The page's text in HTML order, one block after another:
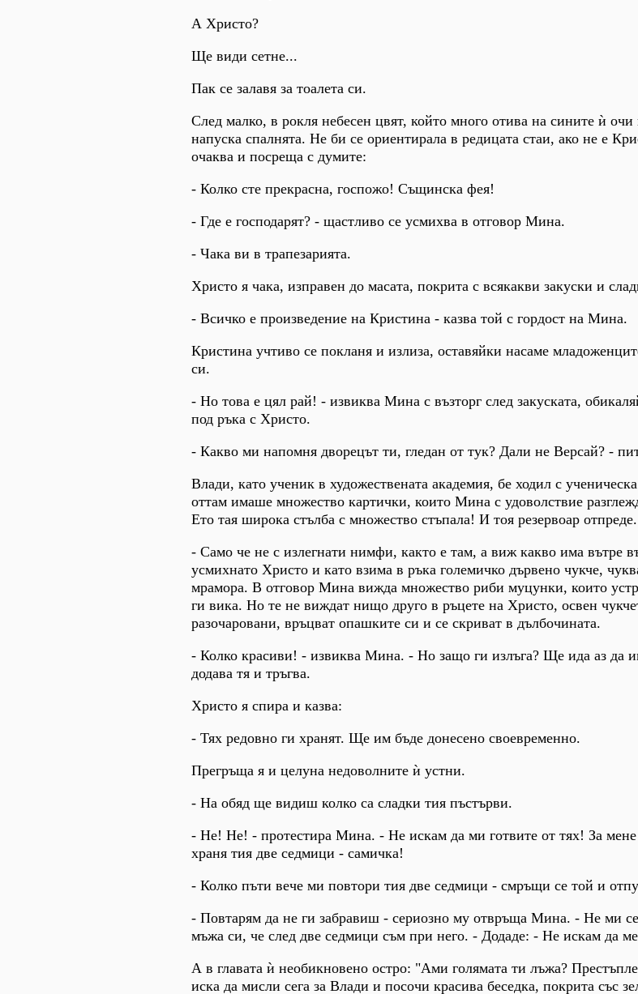
А Христо?
Ще види сетне...
Пак се залавя за тоалета си.
След малко, в рокля небесен цвят, който много отива на сините ѝ
напуска спалнята. Не би се ориентирала в редицата стаи, ако не е
очаква и посреща с думите:
- Колко сте прекрасна, госпожо! Същинска фея!
- Где е господарят? - щастливо се усмихва в отговор Мина.
- Чака ви в трапезарията.
Христо я чака, изправен до масата, покрита с всякакви закуски и
- Всичко е произведение на Кристина - казва той с гордост на Мина.
Кристина учтиво се покланя и излиза, оставяйки насаме
си.
- Но това е цял рай! - извиква Мина с възторг след закуската,
под ръка с Христо.
- Какво ми напомня дворецът ти, гледан от тук? Дали не Версай? -
Влади, като ученик в художествената академия, бе ходил с
оттам имаше множество картички, които Мина с удоволствие
Ето тая широка стълба с множество стъпала! И тоя резервоар отпреде.
- Само че не с излегнати нимфи, както е там, а виж какво има вътре
усмихнато Христо и като взима в ръка големичко дървено чукче,
мрамора. В отговор Мина вижда множество риби муцунки, които
ги вика. Но те не виждат нищо друго в ръцете на Христо, освен
разочаровани, връцват опашките си и се скриват в дълбочината.
- Колко красиви! - извиква Мина. - Но защо ги излъга? Ще ида аз да
додава тя и тръгва.
Христо я спира и казва:
- Тях редовно ги хранят. Ще им бъде донесено своевременно.
Прегръща я и целуна недоволните ѝ устни.
- На обяд ще видиш колко са сладки тия пъстърви.
- Не! Не! - протестира Мина. - Не искам да ми готвите от тях! За
храня тия две седмици - самичка!
- Колко пъти вече ми повтори тия две седмици - смръщи се той и
- Повтарям да не ги забравиш - сериозно му отвръща Мина. - Не ми
мъжа си, че след две седмици съм при него. - Додаде: - Не искам да
А в главата ѝ необикновено остро: "Ами голямата ти лъжа?
иска да мисли сега за Влади и посочи красива беседка, покрита със